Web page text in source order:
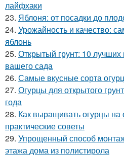
лайфхаки
23. Яблоня: от посадки до
24. Урожайность и качество:
яблонь
25. Открытый грунт: 10 лучших
вашего сада
26. Самые вкусные сорта
27. Огурцы для открытого
года
28. Как выращивать огурцы на
практические советы
29. Упрощенный способ
этажа дома из полистирола